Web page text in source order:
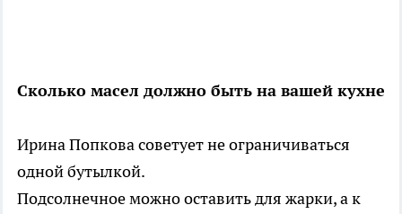
Сколько масел должно быть на вашей кухне
Ирина Попкова советует не ограничиваться
одной бутылкой.
Подсолнечное можно оставить для жарки, а к